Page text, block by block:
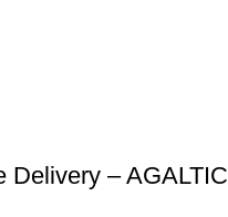
Delivery – AGALTIC